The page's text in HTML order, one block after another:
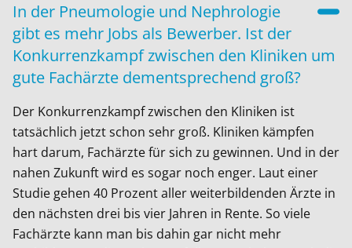
In der Pneumologie und Nephrologie
gibt es mehr Jobs als Bewerber. Ist der
Konkurrenzkampf zwischen den Kliniken um
gute Fachärzte dementsprechend groß?
Der Konkurrenzkampf zwischen den Kliniken ist
tatsächlich jetzt schon sehr groß. Kliniken kämpfen
hart darum, Fachärzte für sich zu gewinnen. Und in der
nahen Zukunft wird es sogar noch enger. Laut einer
Studie gehen 40 Prozent aller weiterbildenden Ärzte in
den nächsten drei bis vier Jahren in Rente. So viele
Fachärzte kann man bis dahin gar nicht mehr